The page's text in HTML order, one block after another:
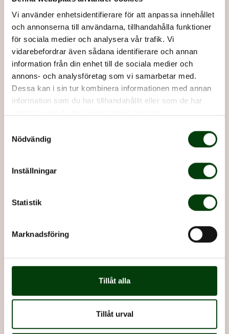
Vi använder enhetsidentifierare för att anpassa innehållet
och annonserna till användarna, tillhandahålla funktioner
för sociala medier och analysera vår trafik. Vi
vidarebefordrar även sådana identifierare och annan
information från din enhet till de sociala medier och
annons- och analysföretag som vi samarbetar med.
Dessa kan i sin tur kombinera informationen med annan
information som du har tillhandahållit eller som de har
Nödvändig
Inställningar
Statistik
Marknadsföring
Tillåt alla
Tillåt urval
Jens Holm (V)
Ordförande i riksdagens trafikutskott
Christoffer Tamsons (M)
Ordförande i Svensk Kollektivtrafik